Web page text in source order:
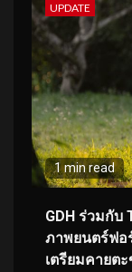
UPDATE
1 min read
GDH ร่วมกับ
ภาพยนตร์ฟอ
เตรียมคายต